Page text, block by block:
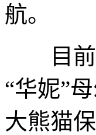
航。
目前，
“华妮”
大熊猫